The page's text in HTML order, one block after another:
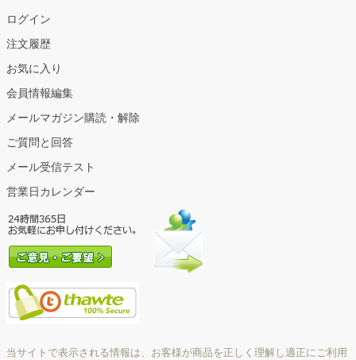
ログイン
注文履歴
お気に入り
会員情報編集
メールマガジン購読・解除
ご質問と回答
メール受信テスト
営業日カレンダー
当サイトで表示される情報は、お客様が商品を正しく理解し適正にご利用